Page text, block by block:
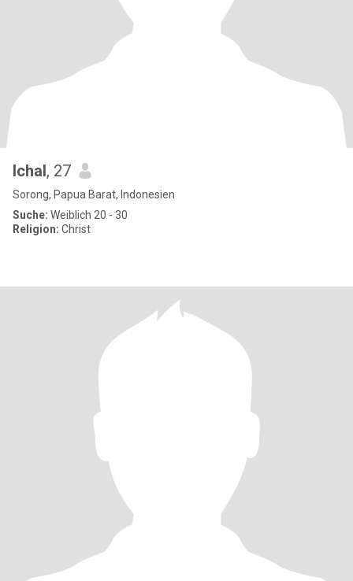
Ichal, 27
Sorong, Papua Barat, Indonesien
Suche: Weiblich 20 - 30
Religion: Christ